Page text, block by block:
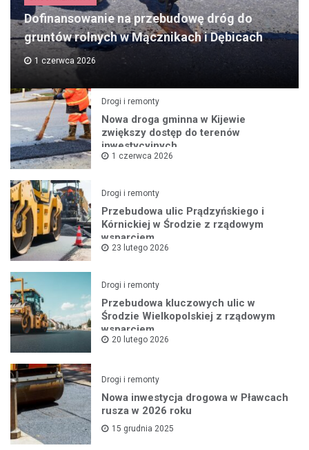
Dofinansowanie na przebudowę dróg do
gruntów rolnych w Mącznikach i Dębicach
1 czerwca 2026
Drogi i remonty
Nowa droga gminna w Kijewie
zwiększy dostęp do terenów
inwestycyjnych
1 czerwca 2026
Drogi i remonty
Przebudowa ulic Prądzyńskiego i
Kórnickiej w Środzie z rządowym
wsparciem
23 lutego 2026
Drogi i remonty
Przebudowa kluczowych ulic w
Środzie Wielkopolskiej z rządowym
wsparciem
20 lutego 2026
Drogi i remonty
Nowa inwestycja drogowa w Pławcach
rusza w 2026 roku
15 grudnia 2025